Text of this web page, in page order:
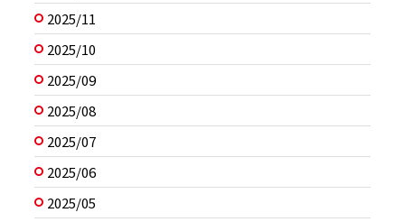
2025/11
2025/10
2025/09
2025/08
2025/07
2025/06
2025/05